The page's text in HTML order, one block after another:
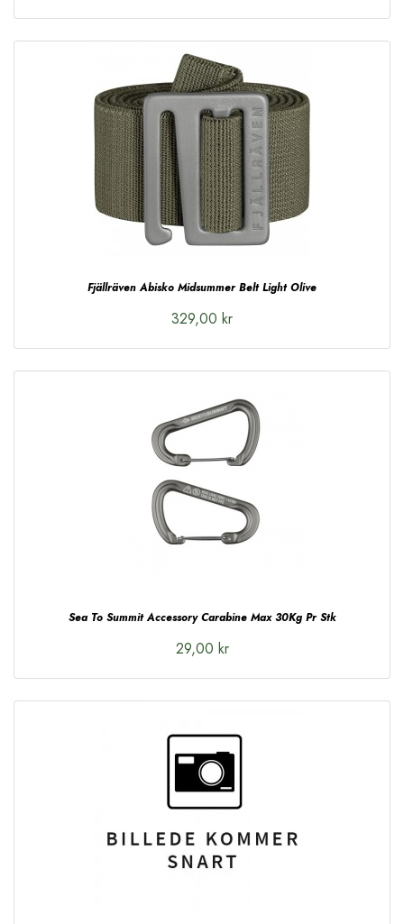
Fjällräven Abisko Midsummer Belt Light Olive
329,00 kr
Sea To Summit Accessory Carabine Max 30Kg Pr Stk
29,00 kr